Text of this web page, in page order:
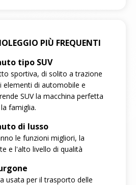
PIÙ FREQUENTI
tipo SUV
sportiva, di solito a trazione
elementi di automobile e
SUV la macchina perfetta
famiglia.
di lusso
le funzioni migliori, la
e l'alto livello di qualità
usata per il trasporto delle